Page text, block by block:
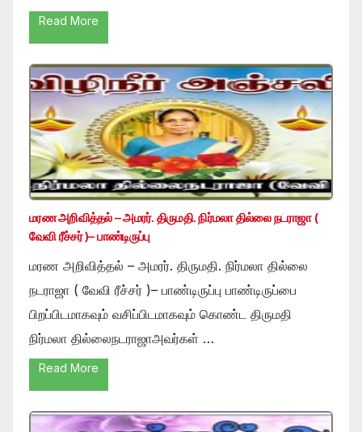
Read More
மரண அறிவித்தல் – அமரர். திருமதி. நிர்மலா தில்லை நடராஜா (
வேவி ரீச்சர் )– பாண்டிருப்பு
மரண அறிவித்தல் – அமரர். திருமதி. நிர்மலா தில்லை
நடராஜா ( வேவி ரீச்சர் )– பாண்டிருப்பு பாண்டிருப்பை
பிறப்பிடமாகவும் வசிப்பிடமாகவும் கொண்ட திருமதி
நிர்மலா தில்லைநடராஜாஅவர்கள் …
Read More